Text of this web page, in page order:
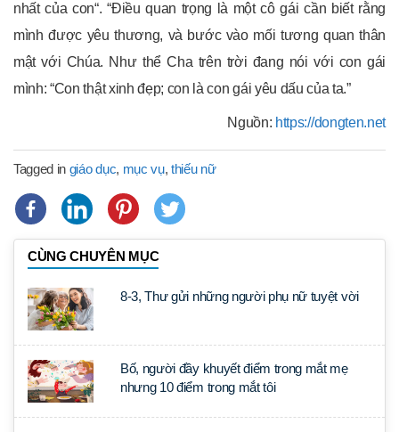
nhất của con“. “Điều quan trọng là một cô gái cần biết rằng
mình được yêu thương, và bước vào mối tương quan thân
mật với Chúa. Như thể Cha trên trời đang nói với con gái
mình: “Con thật xinh đẹp; con là con gái yêu dấu của ta.”
Nguồn: https://dongten.net
Tagged in giáo dục, mục vụ,thiếu nữ
CÙNG CHUYÊN MỤC
8-3, Thư gửi những người phụ nữ tuyệt vời
Bố, người đầy khuyết điểm trong mắt mẹ
nhưng 10 điểm trong mắt tôi